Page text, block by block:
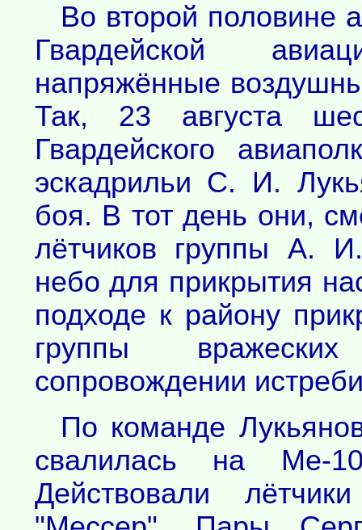
Во второй половине
Гвардейской
напряжённые
Так, 23 августа
Гвардейского
эскадрильи С. И.
боя. В тот день они,
лётчиков группы А.
небо для прикрытия
подходе к району
группы
сопровождении
По команде
свалилась на Ме-
Действовали